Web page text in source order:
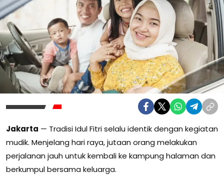
Jakarta — TradisiIdul Fitriselalu identik dengan kegiatan
mudik. Menjelang hari raya, jutaan orang melakukan
perjalanan jauh untuk kembali ke kampung halaman dan
berkumpul bersama keluarga.